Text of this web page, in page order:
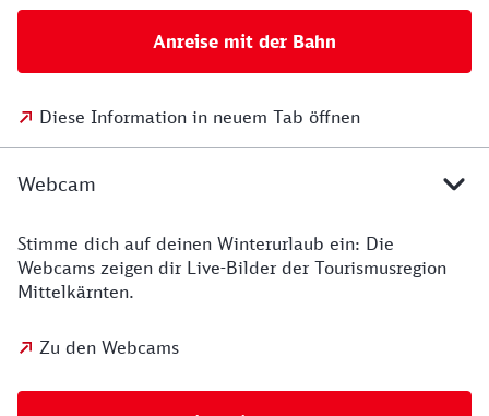
Anreise mit der Bahn
Diese Information in neuem Tab öffnen
Webcam
Stimme dich auf deinen Winterurlaub ein: Die
Webcams zeigen dir Live-Bilder der Tourismusregion
Mittelkärnten.
Zu den Webcams